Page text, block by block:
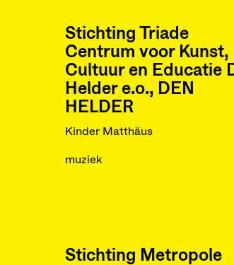
Stichting Triade
Centrum voor Kunst,
Cultuur en Educatie
Helder e.o., DEN
HELDER
Kinder Matthäus
muziek
Stichting Metropole